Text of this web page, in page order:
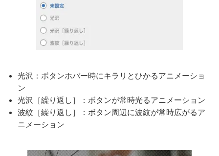
光沢：ボタンホバー時にキラリとひかるアニメーショ
ン
光沢［繰り返し］：ボタンが常時光るアニメーション
波紋［繰り返し］：ボタン周辺に波紋が常時広がるア
ニメーション